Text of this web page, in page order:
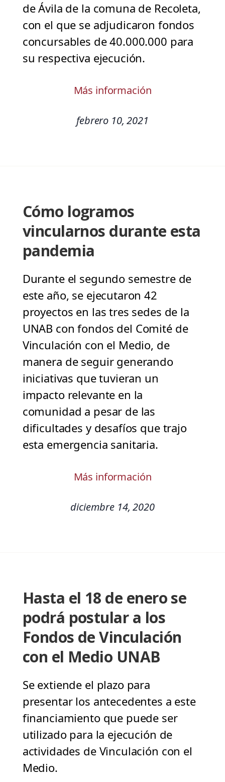
de Ávila de la comuna de Recoleta,
con el que se adjudicaron fondos
concursables de 40.000.000 para
su respectiva ejecución.
Más información
febrero 10, 2021
Cómo logramos
vincularnos durante esta
pandemia
Durante el segundo semestre de
este año, se ejecutaron 42
proyectos en las tres sedes de la
UNAB con fondos del Comité de
Vinculación con el Medio, de
manera de seguir generando
iniciativas que tuvieran un
impacto relevante en la
comunidad a pesar de las
dificultades y desafíos que trajo
esta emergencia sanitaria.
Más información
diciembre 14, 2020
Hasta el 18 de enero se
podrá postular a los
Fondos de Vinculación
con el Medio UNAB
Se extiende el plazo para
presentar los antecedentes a este
financiamiento que puede ser
utilizado para la ejecución de
actividades de Vinculación con el
Medio.